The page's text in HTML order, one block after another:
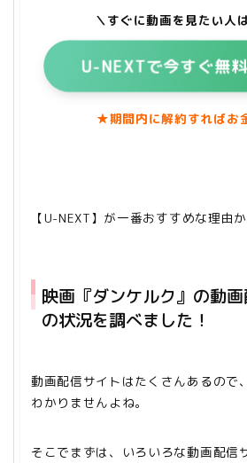
＼すぐに動画を見たい人
U-NEXTで今すぐ無
★期間内に解約すればお
【U-NEXT】が一番おすすめな理由
映画『ダンケルク』の動
の状況を調べました！
動画配信サイトはたくさんあるので
わかりませんよね。
そこでまずは、いろいろな動画配信